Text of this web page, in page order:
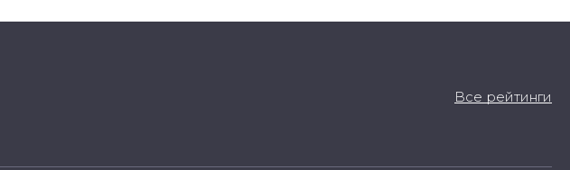
Все рейтинги